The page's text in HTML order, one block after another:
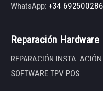
WhatsApp:+34 692500286
Reparación
REPARACIÓN
SOFTWARE TPV POS